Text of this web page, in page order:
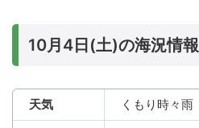
10月4日(土)の海況情報
天気 くもり時々雨